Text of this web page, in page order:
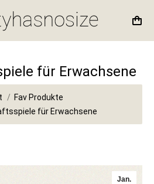
für Erwachsene
Fav Produkte
für Erwachsene
Jan.